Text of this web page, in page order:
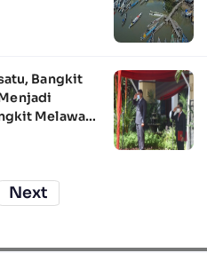
Bangkit
Melawan
Next